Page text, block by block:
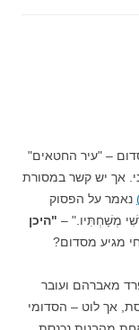
– "עיר החטאים"
אך יש קשר במסורת
נאמר על הפסוק
מְשַׁחְתִּיו." – "היכן
מגיע מסדום?
מאברהם ועובר
אך לוט – הסדומי